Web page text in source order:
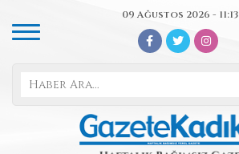
09 Ağustos 2026 - 11:13